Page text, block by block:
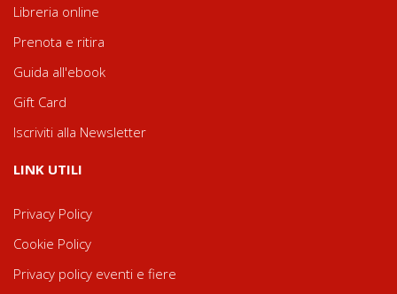
Libreria online
Prenota e ritira
Guida all'ebook
Gift Card
Iscriviti alla Newsletter
LINK UTILI
Privacy Policy
Cookie Policy
Privacy policy eventi e fiere